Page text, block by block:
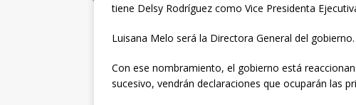
tiene Delsy Rodríguez como Vice Presidenta
Luisana Melo será la Directora General del gobierno.
Con ese nombramiento, el gobierno está
sucesivo, vendrán declaraciones que ocuparán las